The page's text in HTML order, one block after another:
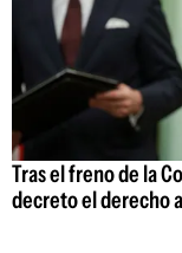
Tras el freno de la
decreto el derecho